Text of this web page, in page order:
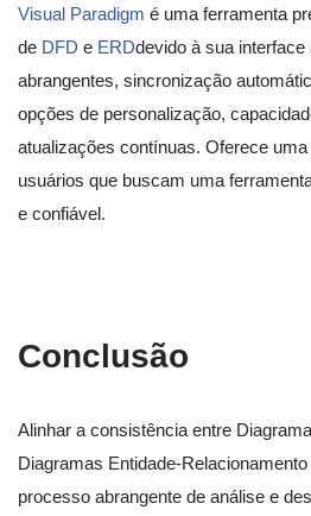
Visual Paradigm é uma ferramenta
de DFD e ERDdevido à sua
abrangentes, sincronização
opções de personalização,
atualizações contínuas. Oferece
usuários que buscam uma
e confiável.
Conclusão
Alinhar a consistência entre
Diagramas Entidade-
processo abrangente de análise e